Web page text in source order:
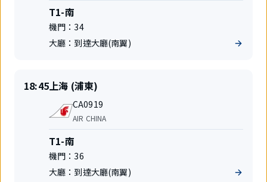
公
司
航
站
樓
T1-南
機門：34
大廳： 到達大廳(南翼)
準
時
18:45出
發
上海 (浦東)
航
班
號
CA0919
航
空
公
司
AIR CHINA
航
站
樓
T1-南
機門：36
大廳： 到達大廳(南翼)